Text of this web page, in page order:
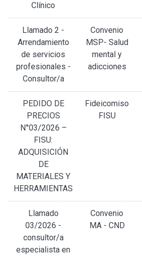
Clínico
Llamado 2 -
Arrendamiento
de servicios
profesionales -
Consultor/a
Convenio
MSP- Salud
mental y
adicciones
PEDIDO DE
PRECIOS
N°03/2026 –
FISU:
ADQUISICIÓN
DE
MATERIALES Y
HERRAMIENTAS
Fideicomiso
FISU
Llamado
03/2026 -
consultor/a
especialista en
Convenio
MA - CND